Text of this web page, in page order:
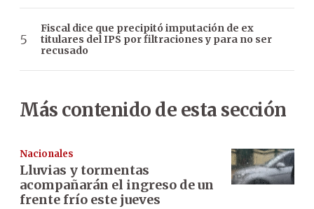
Fiscal dice que precipitó imputación de ex
titulares del IPS por filtraciones y para no ser
recusado
Más contenido de esta sección
Nacionales
Lluvias y tormentas
acompañarán el ingreso de un
frente frío este jueves